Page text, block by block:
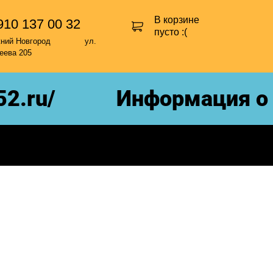
137 00 32
Новгород ул.
205
В корзине
пусто :(
Информация о